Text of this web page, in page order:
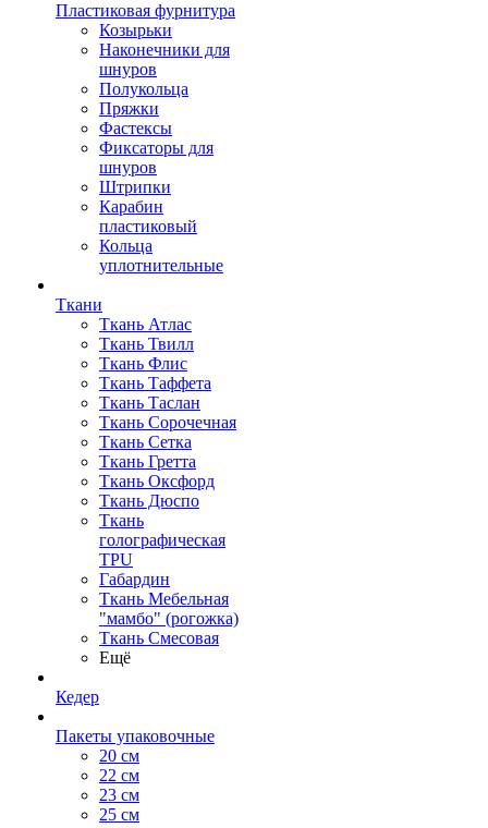
Пластиковая фурнитура
Козырьки
Наконечники для
шнуров
Полукольца
Пряжки
Фастексы
Фиксаторы для
шнуров
Штрипки
Карабин
пластиковый
Кольца
уплотнительные
Ткани
Ткань Атлас
Ткань Твилл
Ткань Флис
Ткань Таффета
Ткань Таслан
Ткань Сорочечная
Ткань Сетка
Ткань Гретта
Ткань Оксфорд
Ткань Дюспо
Ткань
голографическая
TPU
Габардин
Ткань Мебельная
"мамбо" (рогожка)
Ткань Смесовая
Ещё
Кедер
Пакеты упаковочные
20 см
22 см
23 см
25 см